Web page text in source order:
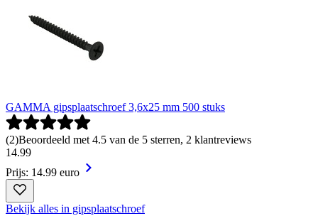
GAMMA gipsplaatschroef 3,6x25 mm 500 stuks
(2)Beoordeeld met 4.5 van de 5 sterren, 2 klantreviews
14.99
Prijs: 14.99 euro
Bekijk alles in gipsplaatschroef